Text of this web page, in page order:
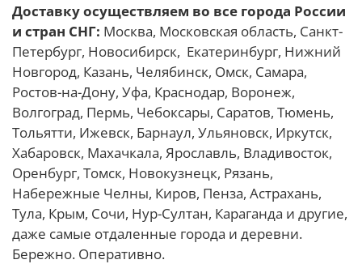
Доставку осуществляем во все города России
и стран СНГ: Москва, Московская область, Санкт-
Петербург, Новосибирск, Екатеринбург, Нижний
Новгород, Казань, Челябинск, Омск, Самара,
Ростов-на-Дону, Уфа, Краснодар, Воронеж,
Волгоград, Пермь, Чебоксары, Саратов, Тюмень,
Тольятти, Ижевск, Барнаул, Ульяновск, Иркутск,
Хабаровск, Махачкала, Ярославль, Владивосток,
Оренбург, Томск, Новокузнецк, Рязань,
Набережные Челны, Киров, Пенза, Астрахань,
Тула, Крым, Сочи, Нур-Султан, Караганда и другие,
даже самые отдаленные города и деревни.
Бережно. Оперативно.